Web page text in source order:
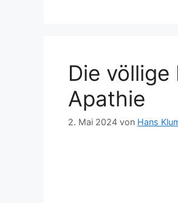
Die
Apathie
2. Mai 2024 von Hans